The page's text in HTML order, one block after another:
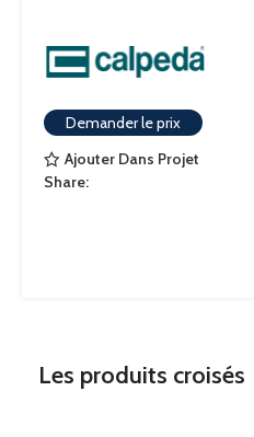
Demander le prix
Ajouter Dans Projet
Share:
Les produits croisés